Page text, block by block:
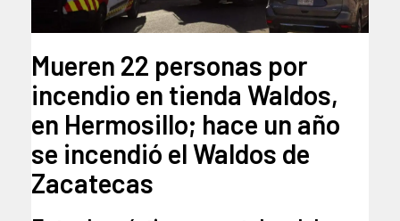
Mueren 22 personas por
incendio en tienda Waldos,
en Hermosillo; hace un año
se incendió el Waldos de
Zacatecas